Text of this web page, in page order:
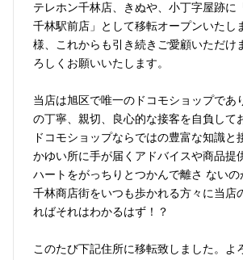
テレホン千林店、きぬや、小丁字屋跡に
千林駅前店」として移転オープンいたし
様、これからも引き続きご愛顧いただけ
ろしくお願いいたします。
当店は旭区で唯一のドコモショップであ
の丁寧、親切、良心的な接客を自負して
ドコモショップならではの豊富な知識と
かゆい所に手が届くアドバイスや商品提
ハートをがっちりとつかんで離さ ないの
千林商店街をいつも歩かれる方々に当店
ればそれはわかるはず！？
このたび下記住所に移転致しました。よ